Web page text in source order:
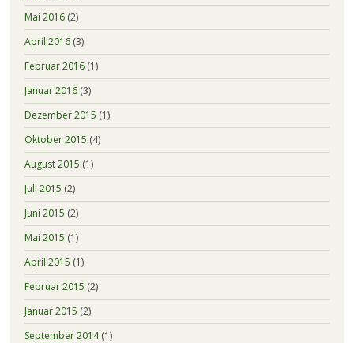
Mai 2016(2)
April 2016(3)
Februar 2016(1)
Januar 2016(3)
Dezember 2015 (1)
Oktober 2015 (4)
August 2015 (1)
Juli 2015 (2)
Juni 2015 (2)
Mai 2015 (1)
April 2015 (1)
Februar 2015 (2)
Januar 2015 (2)
September 2014(1)